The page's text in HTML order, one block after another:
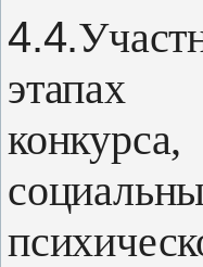
4.4.
этапах